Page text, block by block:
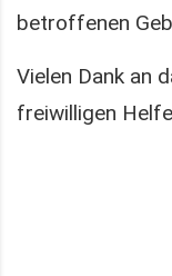
betroffenen
Vielen Dank an
freiwilligen